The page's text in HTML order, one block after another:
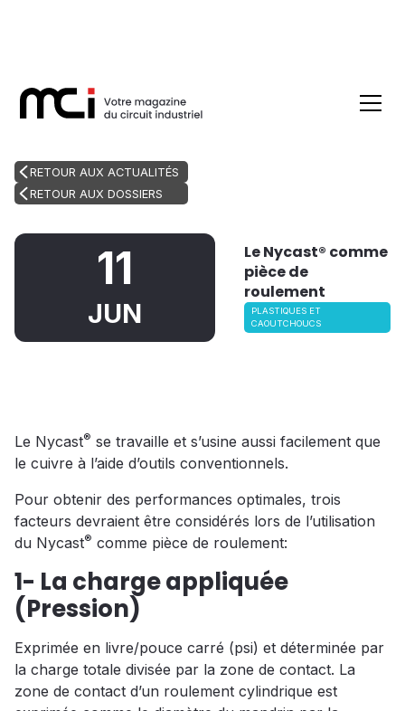
RETOUR AUX ACTUALITÉS
RETOUR AUX DOSSIERS
11
JUN
Le Nycast® comme
pièce de
roulement
PLASTIQUES ET
CAOUTCHOUCS
Le Nycast® se travaille et s’usine aussi facilement que
le cuivre à l’aide d’outils conventionnels.
Pour obtenir des performances optimales, trois
facteurs devraient être considérés lors de l’utilisation
du Nycast® comme pièce de roulement:
1- La charge appliquée
(Pression)
Exprimée en livre/pouce carré (psi) et déterminée par
la charge totale divisée par la zone de contact. La
zone de contact d’un roulement cylindrique est